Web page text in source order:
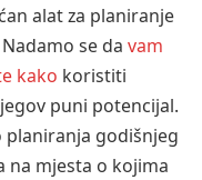
alat za planiranje
se da vam
kako koristiti
puni potencijal.
godišnjeg
mjesta o kojima